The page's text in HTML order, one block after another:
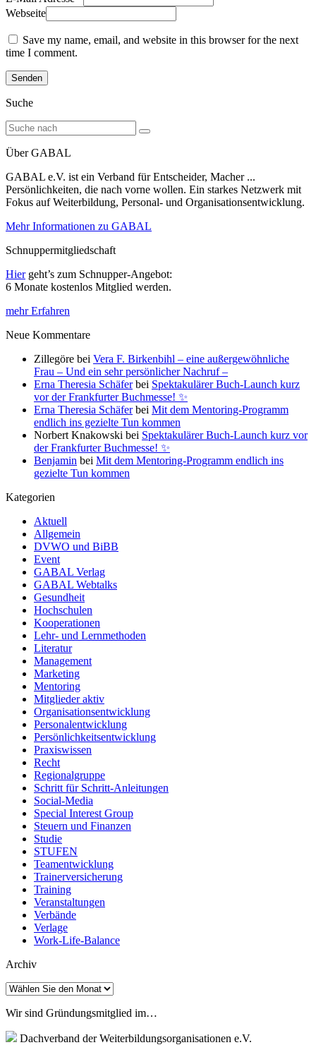
Webseite
Save my name, email, and website in this browser for the next
time I comment.
Suche
Über GABAL
GABAL e.V. ist ein Verband für Entscheider, Macher ...
Persönlichkeiten, die nach vorne wollen. Ein starkes Netzwerk mit
Fokus auf Weiterbildung, Personal- und Organisationsentwicklung.
Mehr Informationen zu GABAL
Schnuppermitgliedschaft
Hiergeht’s zum Schnupper-Angebot:
6 Monate kostenlos Mitglied werden.
mehr Erfahren
Neue Kommentare
Zillegöre bei Vera F. Birkenbihl – eine außergewöhnliche
Frau – Und ein sehr persönlicher Nachruf –
Erna Theresia Schäferbei Spektakulärer Buch-Launch kurz
vor der Frankfurter Buchmesse! ✨
Erna Theresia Schäferbei Mit dem Mentoring-Programm
endlich ins gezielte Tun kommen
Norbert Knakowski bei Spektakulärer Buch-Launch kurz vor
der Frankfurter Buchmesse! ✨
Benjamin bei Mit dem Mentoring-Programm endlich ins
gezielte Tun kommen
Kategorien
Aktuell
Allgemein
DVWO und BiBB
Event
GABAL Verlag
GABAL Webtalks
Gesundheit
Hochschulen
Kooperationen
Lehr- und Lernmethoden
Literatur
Management
Marketing
Mentoring
Mitglieder aktiv
Organisationsentwicklung
Personalentwicklung
Persönlichkeitsentwicklung
Praxiswissen
Recht
Regionalgruppe
Schritt für Schritt-Anleitungen
Social-Media
Special Interest Group
Steuern und Finanzen
Studie
STUFEN
Teamentwicklung
Trainerversicherung
Training
Veranstaltungen
Verbände
Verlage
Work-Life-Balance
Archiv
Archiv
Wir sind Gründungsmitglied im…
Dachverband der Weiterbildungsorganisationen e.V.